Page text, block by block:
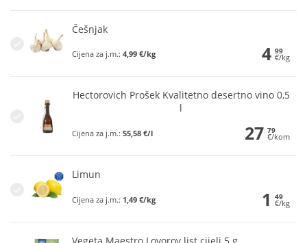
Češnjak
Cijena za j.m.: 4,99 €/kg 4 99
€/kg
Hectorovich Prošek Kvalitetno desertno vino 0,5
l
Cijena za j.m.: 55,58 €/l 27 79
€/kom
Limun
Cijena za j.m.: 1,49 €/kg 1 49
€/kg